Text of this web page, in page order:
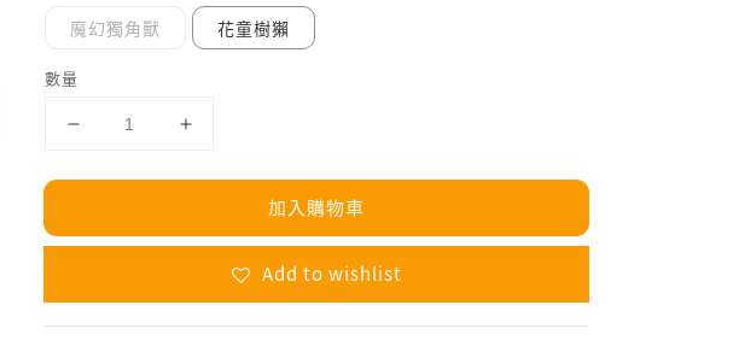
魔幻獨角獸 花童樹獺
數量
加入購物車
Add to wishlist